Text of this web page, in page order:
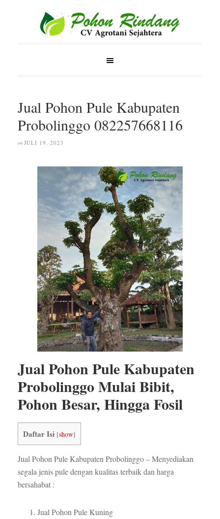
Jual Pohon Pule Kabupaten
Probolinggo 082257668116
on JULI 19, 2023
Jual Pohon Pule Kabupaten
Probolinggo Mulai Bibit,
Pohon Besar, Hingga Fosil
Daftar Isi [show]
Jual Pohon Pule Kabupaten Probolinggo – Menyediakan
segala jenis pule dengan kualitas terbaik dan harga
bersahabat :
Jual Pohon Pule Kuning